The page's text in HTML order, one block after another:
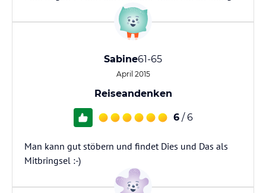
Sabine61-65
April 2015
Reiseandenken
6 / 6
Man kann gut stöbern und findet Dies und Das als
Mitbringsel :-)